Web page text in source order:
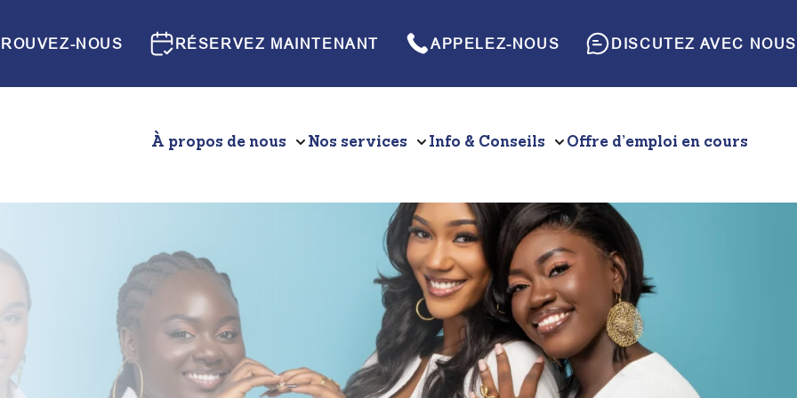
NOUS RÉSERVEZ MAINTENANT APPELEZ-NOUS DISCUTEZ AVEC NOUS
À propos de nous Nos services Info & Conseils Offre d’emploi en cours